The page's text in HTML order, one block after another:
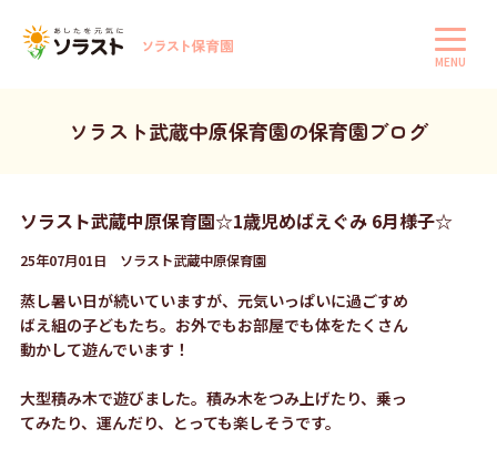
MENU
ソラスト武蔵中原保育園の保育園ブログ
ソラスト武蔵中原保育園☆1歳児めばえぐみ 6月様子☆
25年07月01日 ソラスト武蔵中原保育園
蒸し暑い日が続いていますが、元気いっぱいに過ごすめ
ばえ組の子どもたち。お外でもお部屋でも体をたくさん
動かして遊んでいます！
大型積み木で遊びました。積み木をつみ上げたり、乗っ
てみたり、運んだり、とっても楽しそうです。